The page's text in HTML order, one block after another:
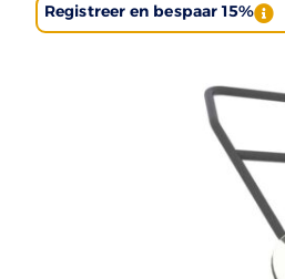
Registreer en bespaar 15%